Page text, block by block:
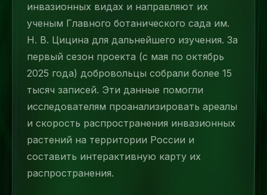
инвазионных видах и направляют их
ученым Главного ботанического сада им.
Н. В. Цицина для дальнейшего изучения. За
первый сезон проекта (с мая по октябрь
2025 года) добровольцы собрали более 15
тысяч записей. Эти данные помогли
исследователям проанализировать ареалы
и скорость распространения инвазионных
растений на территории России и
составить интерактивную карту их
распространения.